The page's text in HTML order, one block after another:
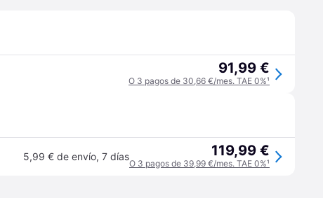
91,99 €
O 3 pagos de 30,66 €/mes. TAE 0%¹
5,99 € de envío, 7 días 119,99 €
O 3 pagos de 39,99 €/mes. TAE 0%¹